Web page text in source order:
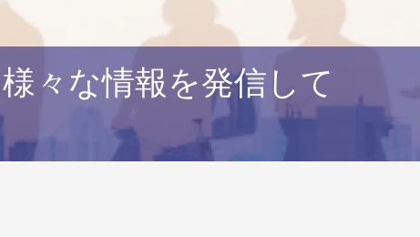
々な情報を発信して